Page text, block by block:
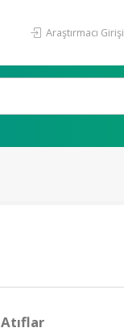
Araştırmacı Girişi
Atıflar